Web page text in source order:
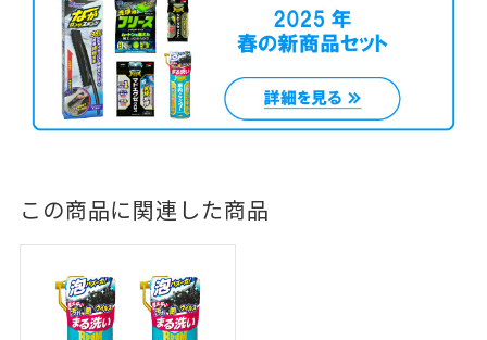
この商品に関連した商品